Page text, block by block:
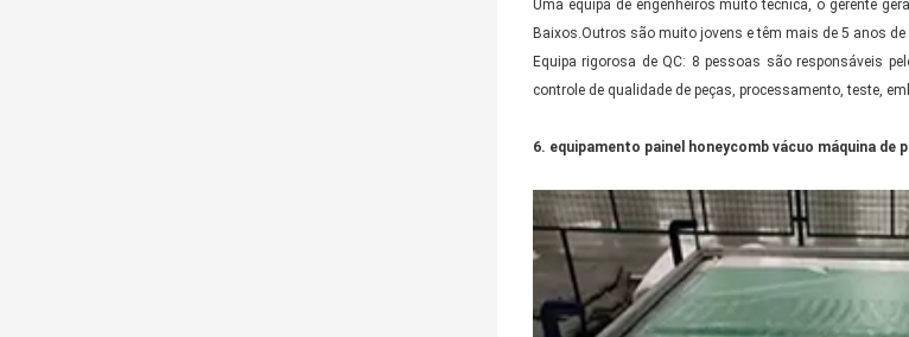
Uma equipa de engenheiros muito técnica, o gerente
Baixos.Outros são muito jovens e têm mais de 5 anos de
Equipa rigorosa de QC: 8 pessoas são responsáveis
controle de qualidade de peças, processamento, teste,
6. equipamento painel honeycomb vácuo máquina